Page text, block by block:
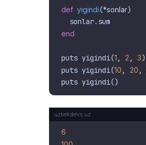
def yigindi(*sonlar)
end
puts yigindi(1 , 2 , 3)
puts yigindi(10 , 20 ,
6